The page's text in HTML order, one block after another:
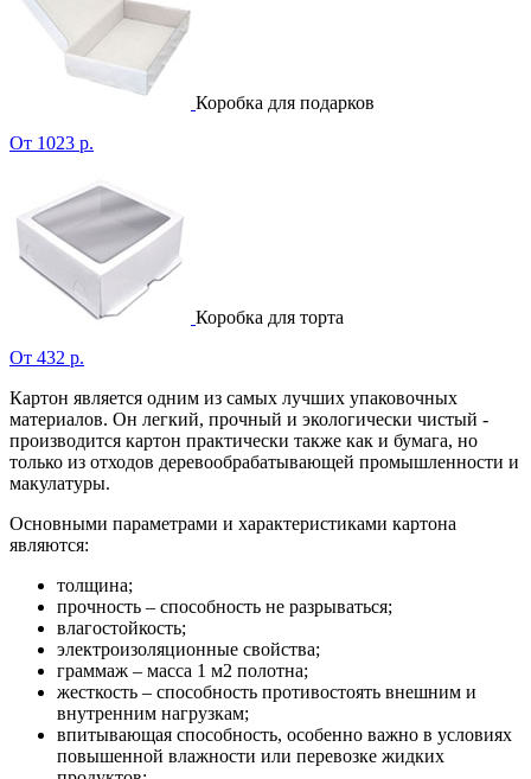
Коробка для подарков
От 1023 р.
Коробка для торта
От 432 р.
Картон является одним из самых лучших упаковочных
материалов. Он легкий, прочный и экологически чистый -
производится картон практически также как и бумага, но
только из отходов деревообрабатывающей промышленности и
макулатуры.
Основными параметрами и характеристиками картона
являются:
толщина;
прочность – способность не разрываться;
влагостойкость;
электроизоляционные свойства;
граммаж – масса 1 м2 полотна;
жесткость – способность противостоять внешним и
внутренним нагрузкам;
впитывающая способность, особенно важно в условиях
повышенной влажности или перевозке жидких